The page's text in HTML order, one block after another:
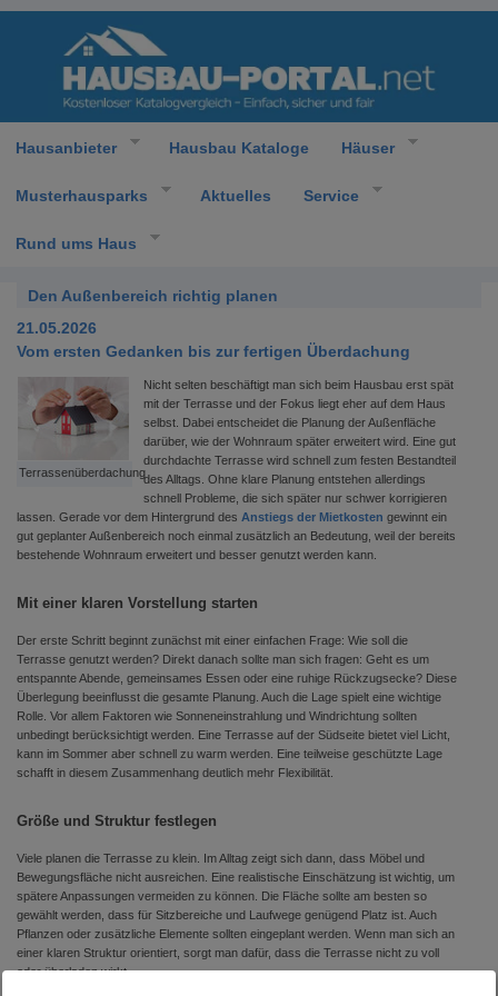
Hausanbieter Hausbau Kataloge Häuser
Musterhausparks Aktuelles Service
Rund ums Haus
Den Außenbereich richtig planen
21.05.2026
Vom ersten Gedanken bis zur fertigen Überdachung
Terrassenüberdachung
Nicht selten beschäftigt man sich beim Hausbau erst spät
mit der Terrasse und der Fokus liegt eher auf dem Haus
selbst. Dabei entscheidet die Planung der Außenfläche
darüber, wie der Wohnraum später erweitert wird. Eine gut
durchdachte Terrasse wird schnell zum festen Bestandteil
des Alltags. Ohne klare Planung entstehen allerdings
schnell Probleme, die sich später nur schwer korrigieren
lassen. Gerade vor dem Hintergrund des Anstiegs der Mietkosten gewinnt ein
gut geplanter Außenbereich noch einmal zusätzlich an Bedeutung, weil der bereits
bestehende Wohnraum erweitert und besser genutzt werden kann.
Mit einer klaren Vorstellung starten
Der erste Schritt beginnt zunächst mit einer einfachen Frage: Wie soll die
Terrasse genutzt werden? Direkt danach sollte man sich fragen: Geht es um
entspannte Abende, gemeinsames Essen oder eine ruhige Rückzugsecke? Diese
Überlegung beeinflusst die gesamte Planung. Auch die Lage spielt eine wichtige
Rolle. Vor allem Faktoren wie Sonneneinstrahlung und Windrichtung sollten
unbedingt berücksichtigt werden. Eine Terrasse auf der Südseite bietet viel Licht,
kann im Sommer aber schnell zu warm werden. Eine teilweise geschützte Lage
schafft in diesem Zusammenhang deutlich mehr Flexibilität.
Größe und Struktur festlegen
Viele planen die Terrasse zu klein. Im Alltag zeigt sich dann, dass Möbel und
Bewegungsfläche nicht ausreichen. Eine realistische Einschätzung ist wichtig, um
spätere Anpassungen vermeiden zu können. Die Fläche sollte am besten so
gewählt werden, dass für Sitzbereiche und Laufwege genügend Platz ist. Auch
Pflanzen oder zusätzliche Elemente sollten eingeplant werden. Wenn man sich an
einer klaren Struktur orientiert, sorgt man dafür, dass die Terrasse nicht zu voll
oder überladen wirkt.